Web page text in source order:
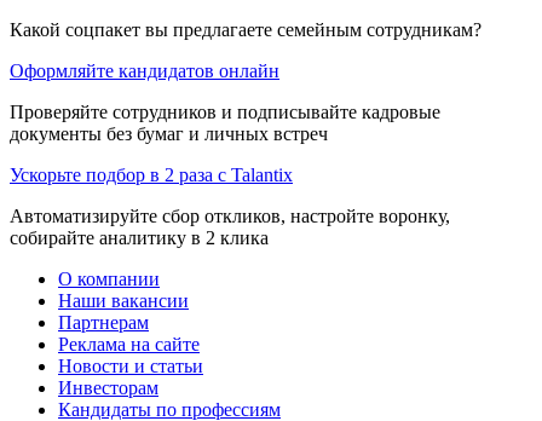
Какой соцпакет вы предлагаете семейным сотрудникам?
Оформляйте кандидатов онлайн
Проверяйте сотрудников и подписывайте кадровые
документы без бумаг и личных встреч
Ускорьте подбор в 2 раза с Talantix
Автоматизируйте сбор откликов, настройте воронку,
собирайте аналитику в 2 клика
О компании
Наши вакансии
Партнерам
Реклама на сайте
Новости и статьи
Инвесторам
Кандидаты по профессиям